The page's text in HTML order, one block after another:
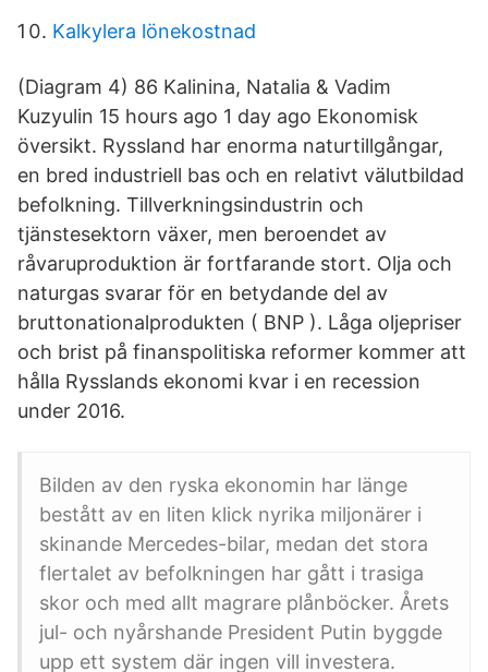
Kalkylera lönekostnad
(Diagram 4) 86 Kalinina, Natalia & Vadim
Kuzyulin 15 hours ago 1 day ago Ekonomisk
översikt. Ryssland har enorma naturtillgångar,
en bred industriell bas och en relativt välutbildad
befolkning. Tillverkningsindustrin och
tjänstesektorn växer, men beroendet av
råvaruproduktion är fortfarande stort. Olja och
naturgas svarar för en betydande del av
bruttonationalprodukten ( BNP ). Låga oljepriser
och brist på finanspolitiska reformer kommer att
hålla Rysslands ekonomi kvar i en recession
under 2016.
Bilden av den ryska ekonomin har länge
bestått av en liten klick nyrika miljonärer i
skinande Mercedes-bilar, medan det stora
flertalet av befolkningen har gått i trasiga
skor och med allt magrare plånböcker. Årets
jul- och nyårshande President Putin byggde
upp ett system där ingen vill investera.